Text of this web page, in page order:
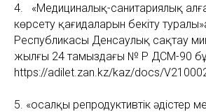
4. «Медициналық-санитариялық
көрсету қағидаларын бекіту
Республикасы Денсаулық сақтау
жылғы 24 тамыздағы № ҚР ДСМ-90
https://adilet.zan.kz/kaz/docs/
5. «Қосалқы репродуктивтік әдістер